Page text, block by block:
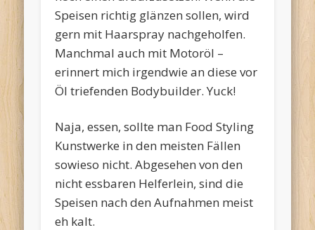
Speisen richtig glänzen sollen, wird
gern mit Haarspray nachgeholfen.
Manchmal auch mit Motoröl –
erinnert mich irgendwie an diese vor
Öl triefenden Bodybuilder. Yuck!
Naja, essen, sollte man Food Styling
Kunstwerke in den meisten Fällen
sowieso nicht. Abgesehen von den
nicht essbaren Helferlein, sind die
Speisen nach den Aufnahmen meist
eh kalt.